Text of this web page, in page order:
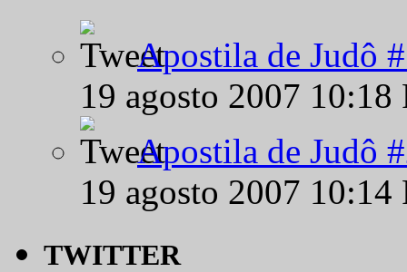
Apostila de Judô
19 agosto 2007
Apostila de Judô
19 agosto 2007
TWITTER